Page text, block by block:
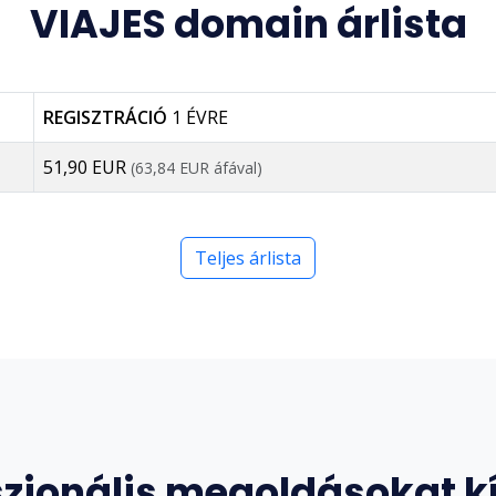
VIAJES domain árlista
REGISZTRÁCIÓ 1 ÉVRE
51,90 EUR (63,84 EUR áfával)
Teljes árlista